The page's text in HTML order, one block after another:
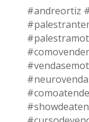
#andreortiz